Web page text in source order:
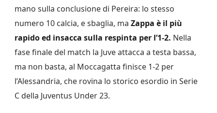
mano sulla conclusione di Pereira: lo stesso
numero 10 calcia, e sbaglia, ma Zappa è il più
rapido ed insacca sulla respinta per l’1-2. Nella
fase finale del match la Juve attacca a testa bassa,
ma non basta, al Moccagatta finisce 1-2 per
l’Alessandria, che rovina lo storico esordio in Serie
C della Juventus Under 23.